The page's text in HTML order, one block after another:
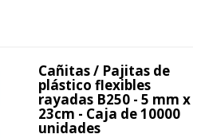
Cañitas / Pajitas de
plástico flexibles
rayadas B250 - 5 mm x
23cm - Caja de 10000
unidades